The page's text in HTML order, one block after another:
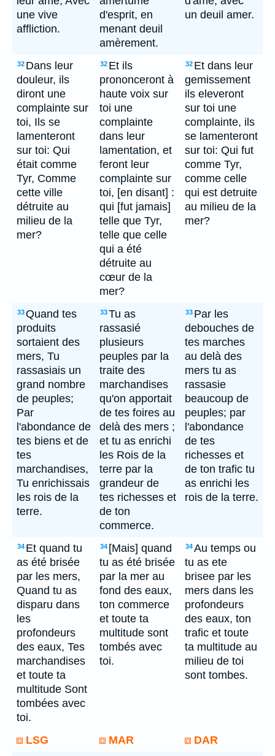
une vive
affliction.
d'esprit, en
menant deuil
amèrement.
un deuil amer.
32 Dans leur
douleur, ils
diront une
complainte sur
toi, Ils se
lamenteront
sur toi: Qui
était comme
Tyr, Comme
cette ville
détruite au
milieu de la
mer?
32 Et ils
prononceront à
haute voix sur
toi une
complainte
dans leur
lamentation, et
feront leur
complainte sur
toi, [en disant] :
qui [fut jamais]
telle que Tyr,
telle que celle
qui a été
détruite au
cœur de la
mer?
32 Et dans leur
gemissement
ils eleveront
sur toi une
complainte, ils
se lamenteront
sur toi: Qui fut
comme Tyr,
comme celle
qui est detruite
au milieu de la
mer?
33Quand tes
produits
sortaient des
mers, Tu
rassasiais un
grand nombre
de peuples;
Par
l'abondance de
tes biens et de
tes
marchandises,
Tu enrichissais
les rois de la
terre.
33Tu as
rassasié
plusieurs
peuples par la
traite des
marchandises
qu'on apportait
de tes foires au
delà des mers ;
et tu as enrichi
les Rois de la
terre par la
grandeur de
tes richesses et
de ton
commerce.
33 Par les
debouches de
tes marches
au delà des
mers tu as
rassasie
beaucoup de
peuples; par
l'abondance
de tes
richesses et
de ton trafic tu
as enrichi les
rois de la terre.
34 Et quand tu
as été brisée
par les mers,
Quand tu as
disparu dans
les
profondeurs
des eaux, Tes
marchandises
et toute ta
multitude Sont
tombées avec
toi.
34 [Mais] quand
tu as été brisée
par la mer au
fond des eaux,
ton commerce
et toute ta
multitude sont
tombés avec
toi.
34Au temps ou
tu as ete
brisee par les
mers dans les
profondeurs
des eaux, ton
trafic et toute
ta multitude au
milieu de toi
sont tombes.
LSG MAR DAR